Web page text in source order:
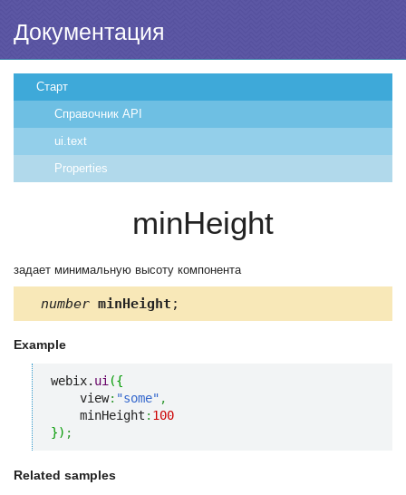
Документация
Старт
Справочник API
ui.text
Properties
minHeight
задает минимальную высоту компонента
number minHeight ;
Example
webix. ui ({
    view
: "some" ,
    minHeight
: 100
}) ;
Related samples